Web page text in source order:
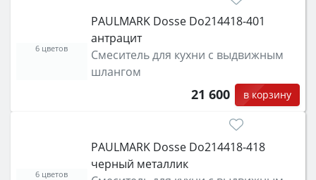
PAULMARK Dosse Do214418-401
антрацит
Смеситель для кухни с выдвижным
шлангом
21 600 в корзину
6 цветов
PAULMARK Dosse Do214418-418
черный металлик
6 цветов